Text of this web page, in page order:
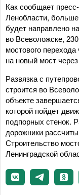
Как сообщает
Ленобласти,
будет направлено
во Всеволожске,
мостового
на новый мост
Развязка с
строится во
объекте
которой пойдет
подпорных стенок.
дорожники
Строительство
Ленинградской